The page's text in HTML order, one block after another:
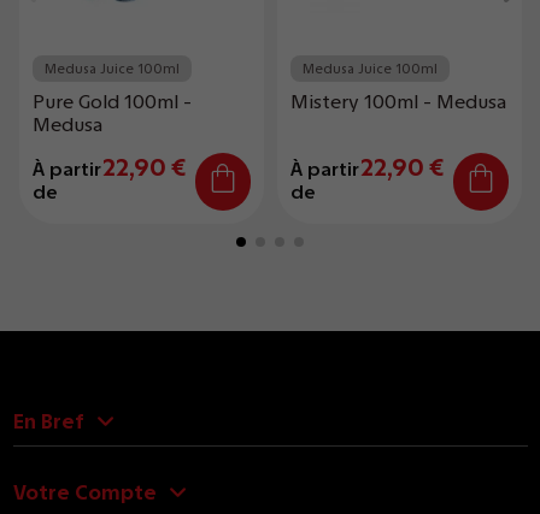
Medusa Juice 100ml
Pure Gold 100ml -
Medusa
À partir
de
22,90 €
Medusa Juice 100ml
Mistery 100ml - Medusa
À partir
de
22,90 €
En Bref
Votre Compte